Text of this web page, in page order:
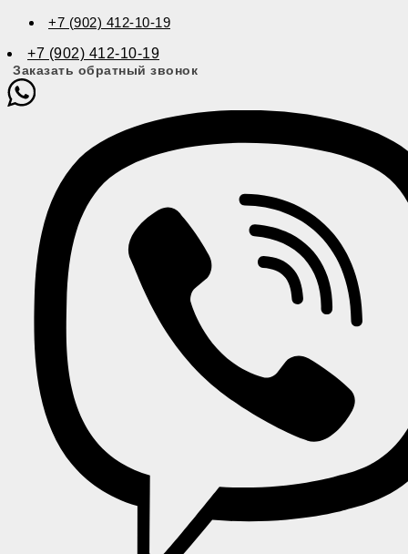
+7 (902) 412-10-19
+7 (902) 412-10-19
Заказать обратный звонок